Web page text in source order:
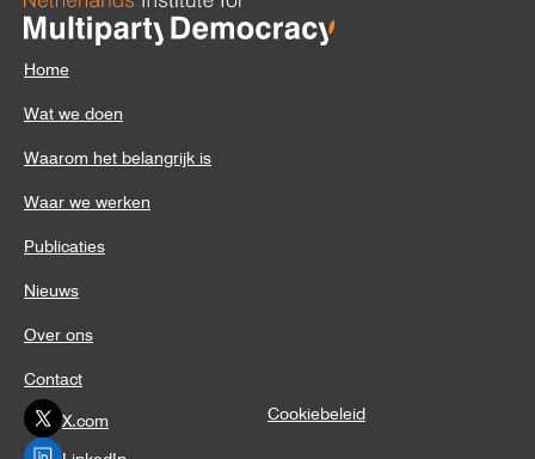
Home
Wat we doen
Waarom het belangrijk is
Waar we werken
Publicaties
Nieuws
Over ons
Contact
X.com
LinkedIn
Cookiebeleid